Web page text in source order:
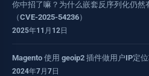
你中招了嘛？为什么嵌套反序列化仍
（CVE-2025-54236）
2025年11月12日
Magento 使用 geoip2 插件做用户IP定
2024年7月7日